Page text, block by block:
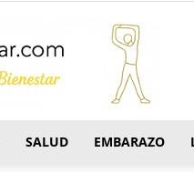
SALUD EMBARAZO